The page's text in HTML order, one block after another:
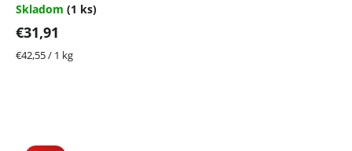
Skladom (1 ks)
€31,91
Jednotková
€42,55 / 1 kg